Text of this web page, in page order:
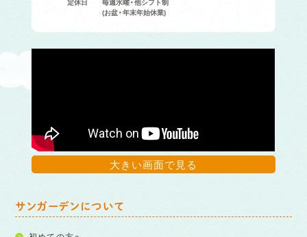
(お盆・年末年始休業)
大きい画面で見る
サンガーデンについて